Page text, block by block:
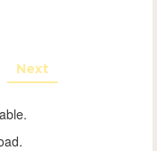
Next